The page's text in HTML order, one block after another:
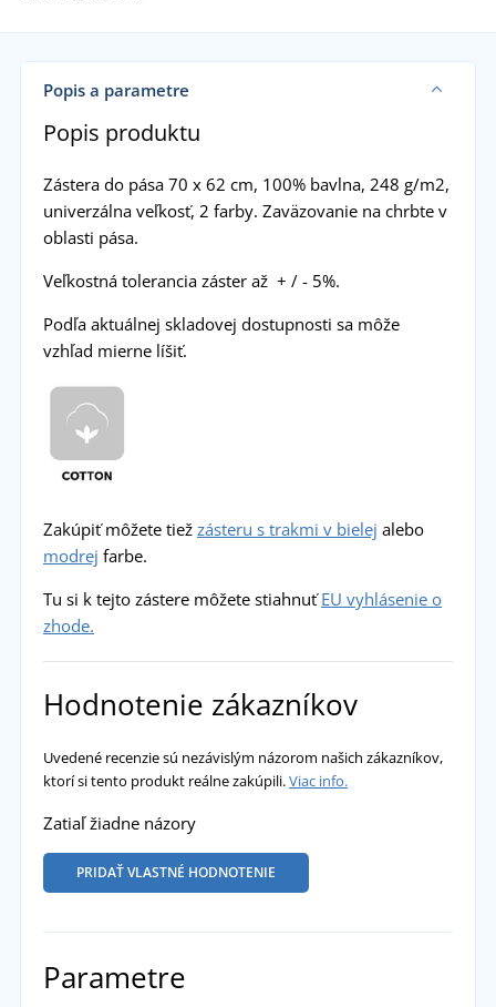
Popis a parametre
Popis produktu
Zástera do pása 70 x 62 cm, 100% bavlna, 248 g/m2,
univerzálna veľkosť, 2 farby. Zaväzovanie na chrbte v
oblasti pása.
Veľkostná tolerancia záster až + / - 5%.
Podľa aktuálnej skladovej dostupnosti sa môže
vzhľad mierne líšiť.
Zakúpiť môžete tiež zásteru s trakmi v bielej alebo
modrej farbe.
Tu si k tejto zástere môžete stiahnuťEU vyhlásenie o
zhode.
Hodnotenie zákazníkov
Uvedené recenzie sú nezávislým názorom našich zákazníkov,
ktorí si tento produkt reálne zakúpili.Viac info.
Zatiaľ žiadne názory
PRIDAŤ VLASTNÉ HODNOTENIE
Parametre